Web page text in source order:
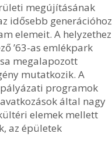
megújításának
idősebb generációhoz
elemeit. A helyzethez
’63-as emlékpark
megalapozott
mutatkozik. A
programok
által nagy
elemek mellett
az épületek